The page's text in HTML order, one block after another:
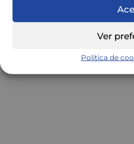
Ver
Política de